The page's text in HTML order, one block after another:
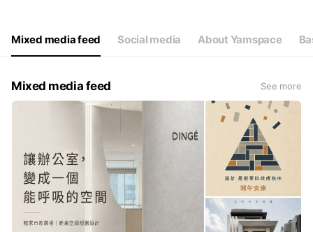
Mixed media feed Social media About Yamspace
Mixed media feed See more